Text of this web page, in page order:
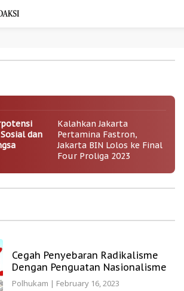
Politik Terafiliasi Teroris
2023
dan
Kalahkan Jakarta
Pertamina Fastron,
Jakarta BIN Lolos ke Final
Four Proliga 2023
Cegah Penyebaran Radikalisme
Dengan Penguatan Nasionalisme
Polhukam | February 16, 2023